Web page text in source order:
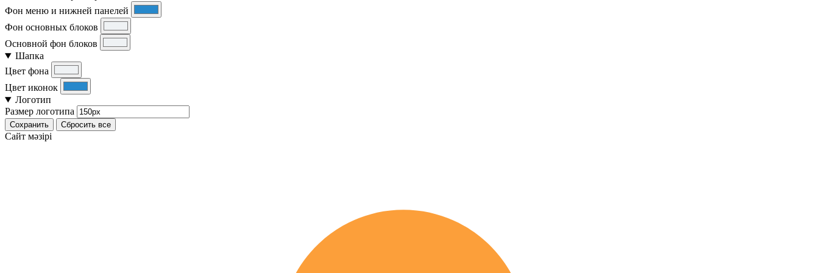
Фон меню и нижней панелей
Фон основных блоков
Основной фон блоков
Шапка
Цвет фона
Цвет иконок
Логотип
Размер логотипа
Сохранить Сбросить все
Cайт мәзірі